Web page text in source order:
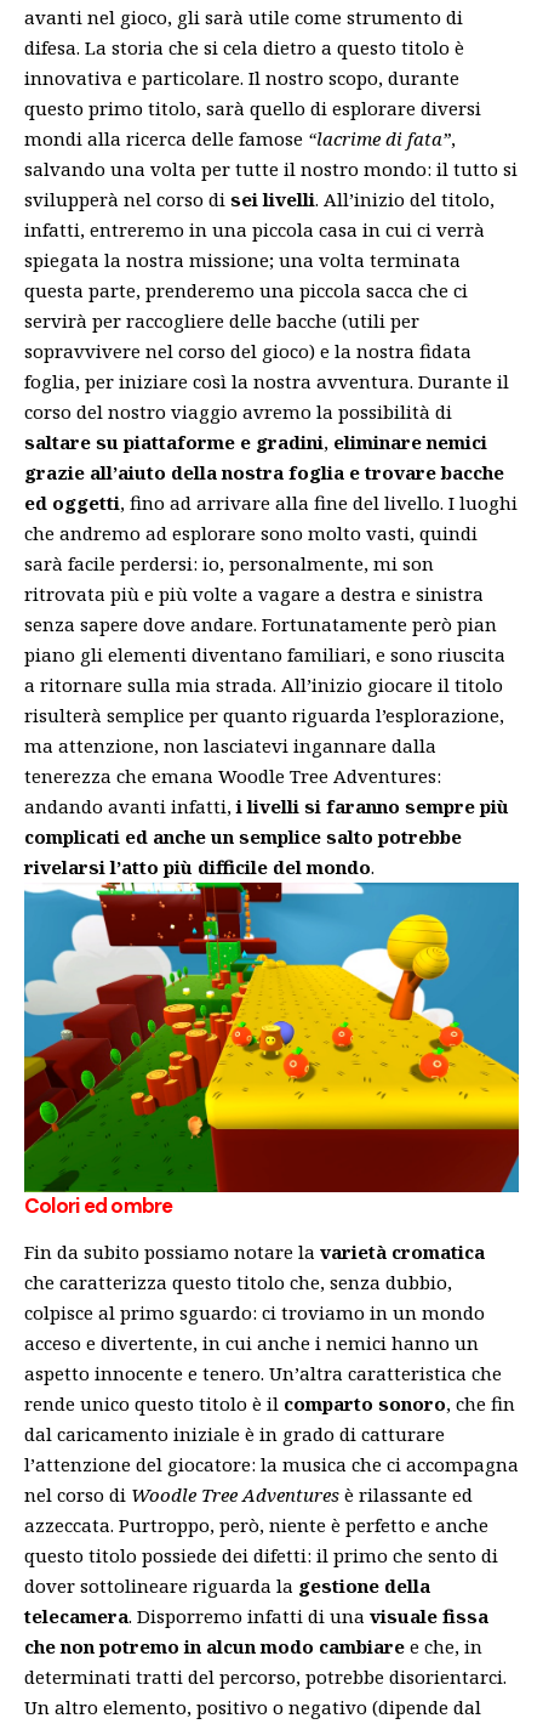
avanti nel gioco, gli sarà utile come strumento di
difesa. La storia che si cela dietro a questo titolo è
innovativa e particolare. Il nostro scopo, durante
questo primo titolo, sarà quello di esplorare diversi
mondi alla ricerca delle famose “lacrime di fata”,
salvando una volta per tutte il nostro mondo: il tutto si
svilupperà nel corso di sei livelli. All’inizio del titolo,
infatti, entreremo in una piccola casa in cui ci verrà
spiegata la nostra missione; una volta terminata
questa parte, prenderemo una piccola sacca che ci
servirà per raccogliere delle bacche (utili per
sopravvivere nel corso del gioco) e la nostra fidata
foglia, per iniziare così la nostra avventura. Durante il
corso del nostro viaggio avremo la possibilità di
saltare su piattaforme e gradini, eliminare nemici
grazie all’aiuto della nostra foglia e trovare bacche
ed oggetti, fino ad arrivare alla fine del livello. I luoghi
che andremo ad esplorare sono molto vasti, quindi
sarà facile perdersi: io, personalmente, mi son
ritrovata più e più volte a vagare a destra e sinistra
senza sapere dove andare. Fortunatamente però pian
piano gli elementi diventano familiari, e sono riuscita
a ritornare sulla mia strada. All’inizio giocare il titolo
risulterà semplice per quanto riguarda l’esplorazione,
ma attenzione, non lasciatevi ingannare dalla
tenerezza che emana Woodle Tree Adventures:
andando avanti infatti,i livelli si faranno sempre più
complicati ed anche un semplice salto potrebbe
rivelarsi l’atto più difficile del mondo.
Colori ed ombre
Fin da subito possiamo notare la varietà cromatica
che caratterizza questo titolo che, senza dubbio,
colpisce al primo sguardo: ci troviamo in un mondo
acceso e divertente, in cui anche i nemici hanno un
aspetto innocente e tenero. Un’altra caratteristica che
rende unico questo titolo è il comparto sonoro, che fin
dal caricamento iniziale è in grado di catturare
l’attenzione del giocatore: la musica che ci accompagna
nel corso di Woodle Tree Adventures è rilassante ed
azzeccata. Purtroppo, però, niente è perfetto e anche
questo titolo possiede dei difetti: il primo che sento di
dover sottolineare riguarda la gestione della
telecamera. Disporremo infatti di una visuale fissa
che non potremo in alcun modo cambiare e che, in
determinati tratti del percorso, potrebbe disorientarci.
Un altro elemento, positivo o negativo (dipende dal